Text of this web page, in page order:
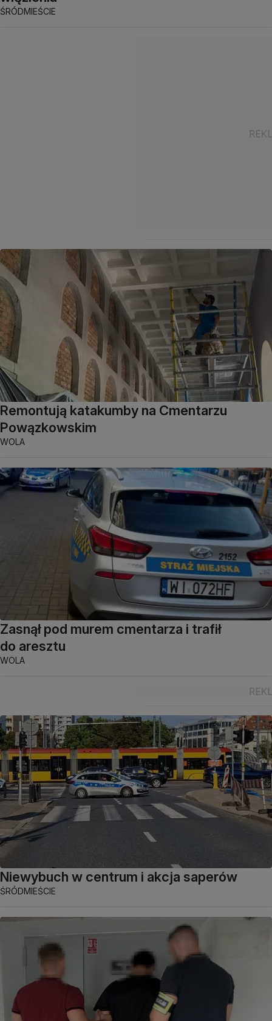
ŚRÓDMIEŚCIE
Remontują katakumby na Cmentarzu
Powązkowskim
WOLA
Zasnął pod murem cmentarza i trafił
do aresztu
WOLA
Niewybuch w centrum i akcja saperów
ŚRÓDMIEŚCIE